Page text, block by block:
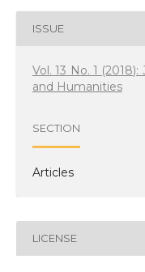
ISSUE
Vol. 13 No. 1
and Humanities
SECTION
Articles
LICENSE